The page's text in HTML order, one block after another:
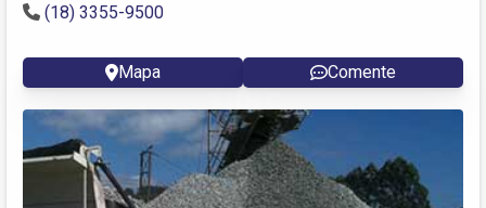
(18) 3355-9500
Mapa Comente